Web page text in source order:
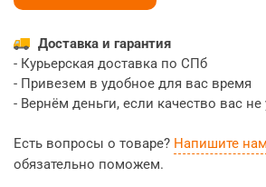
Доставка и гарантия
- Курьерская доставка по СПб
- Привезем в удобное для вас время
- Вернём деньги, если качество вас не
Есть вопросы о товаре? Напишите нам
обязательно поможем.